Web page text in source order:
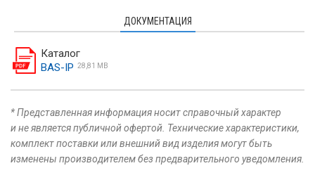
ДОКУМЕНТАЦИЯ
Каталог
BAS-IP 28,81 MB
* Представленная информация носит справочный характер
и не является публичной офертой. Технические характеристики,
комплект поставки или внешний вид изделия могут быть
изменены производителем без предварительного уведомления.